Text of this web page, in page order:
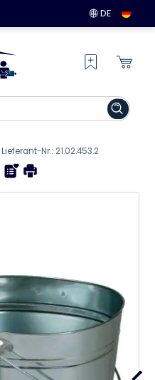
DE
| Lieferant-Nr.: 21.02.453.2